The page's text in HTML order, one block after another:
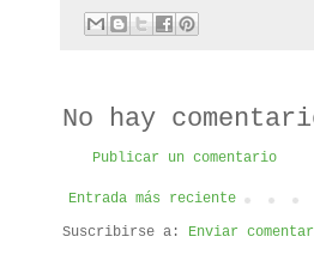
No hay
Publicar un comentario
Entrada más reciente
Suscribirse a: Enviar